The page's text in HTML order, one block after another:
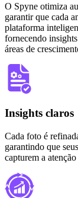
O Spyne otimiza
garantir que cada
plataforma
fornecendo
áreas de
Insights claros
Cada foto é
garantindo que
capturem a